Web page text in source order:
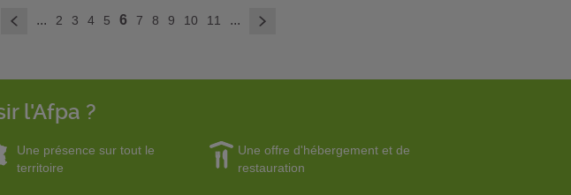
< ... 2 3 4 5 6 7 8 9 10 11 ... >
l'Afpa ?
Une présence sur tout le
territoire
Une offre d'hébergement et de
restauration